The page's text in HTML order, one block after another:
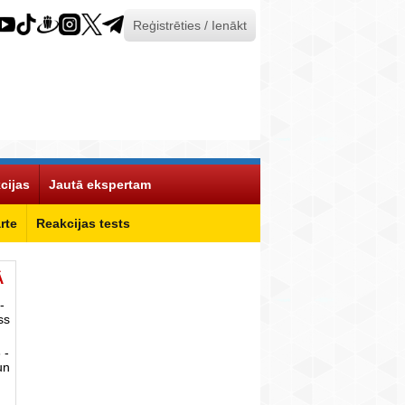
Reģistrēties / Ienākt
Reakcijas tests
Jautā ekspertam
-